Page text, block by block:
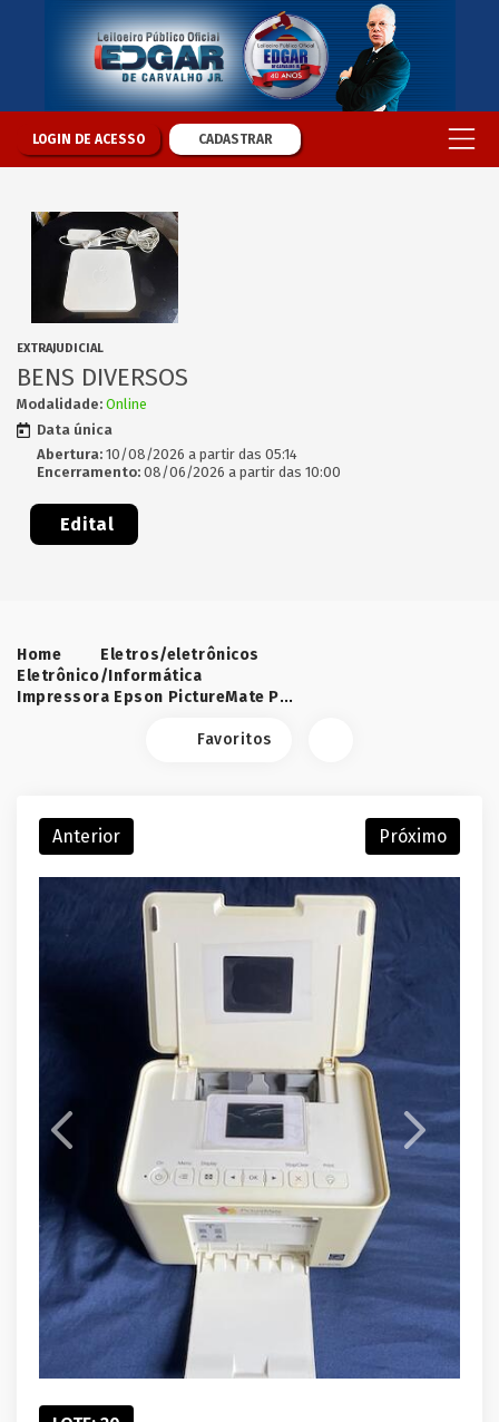
LOGIN DE ACESSO CADASTRAR
EXTRAJUDICIAL
BENS DIVERSOS
Modalidade: Online
Data única
Abertura: 10/08/2026 a partir das 05:14
Encerramento: 08/06/2026 a partir das 10:00
Edital
Home
Eletros/eletrônicos
Eletrônico/Informática
Impressora Epson PictureMate PM225
Favoritos
Anterior Próximo